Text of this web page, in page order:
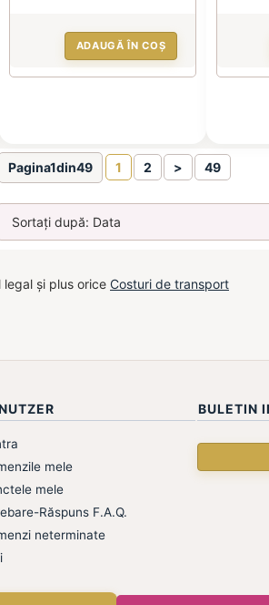
ADAUGĂ ÎN COȘ
Pagina1din49 1 2 > 49
și plus orice Costuri de transport
mele
mele
Răspuns F.A.Q.
neterminate
BULETIN